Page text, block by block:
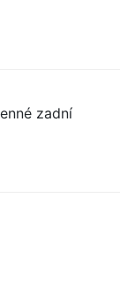
zadní